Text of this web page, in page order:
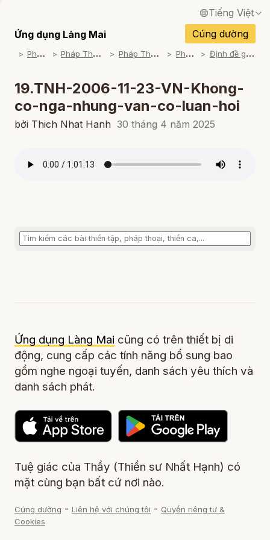
Tiếng Việt
English / Tiếng Anh
Français / Tiếng Pháp
Español / Tiếng Tây Ban Nha
Deutsch / Tiếng Đức
Italiano / Tiếng Ý
Ứng dụng Làng Mai
Cúng dường
P
háp Thoại P
háp Thoại Thiền Sư Thích Nhất Hạnh P
háp Thoại Theo Bộ An Cư Kiết Đông P
háp Thoại Mp3 Đ
ịnh đề giáo lý Làng Mai (2005-06-07)
19.TNH-2006-11-23-VN-Khong-
co-nga-nhung-van-co-luan-hoi
bởi Thich Nhat Hanh 30 tháng 4 năm 2025
Ứng dụng Làng Mai cũng có trên thiết bị di
động, cung cấp các tính năng bổ sung bao
gồm nghe ngoại tuyến, danh sách yêu thích và
danh sách phát.
Tuệ giác của Thầy (Thiền sư Nhất Hạnh) có
mặt cùng bạn bất cứ nơi nào.
Cúng dường - Liên hệ với chúng tôi - Quyền riêng tư &
Cookies